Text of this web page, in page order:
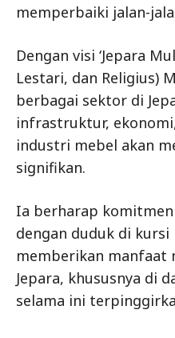
memperbaiki jalan-
Dengan visi ‘Jepara
Lestari, dan Religius)
berbagai sektor di
infrastruktur,
industri mebel akan
signifikan.
Ia berharap
dengan duduk di
memberikan manfaat
Jepara, khususnya di
selama ini